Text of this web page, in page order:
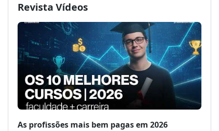
Revista Vídeos
As profissões mais bem pagas em 2026